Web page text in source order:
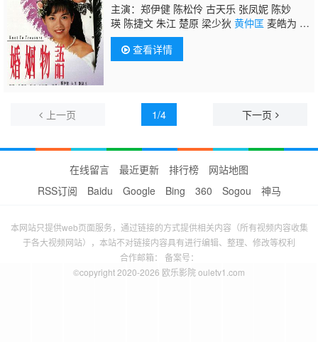
主演：郑伊健 陈松伶 古天乐 张凤妮 陈妙
瑛 陈捷文 朱江 楚原 梁少狄 黄仲匡 麦皓为 黄
天铎 孙季卿 陈燕航 郭卓桦 白茵 林芷筠 韩马
利 黄文标 邓汝超 王维德 于枫 廖丽丽 黎秀
英 陈中坚 区岳 俞明 黄炜林 林嘉丽 麦嘉伦 张
汉 马德钟 谈佩珊 李海生 刘玉琼 吴国敬 陈晓
云 曾令茵 冯瑞珍 邓煜荣
查看详情
上一页 1/4 下一页
在线留言 最近更新 排行榜
网站地图
RSS订阅
Baidu Google Bing 360 Sogou 神马
本网站只提供web页面服务，通过链接的方式提供相关内容（所有视频内容收集
于各大视频网站），本站不对链接内容具有进行编辑、整理、修改等权利
合作邮箱： 备案号：
©copyright 2020-2026 欧乐影院 ouletv1.com